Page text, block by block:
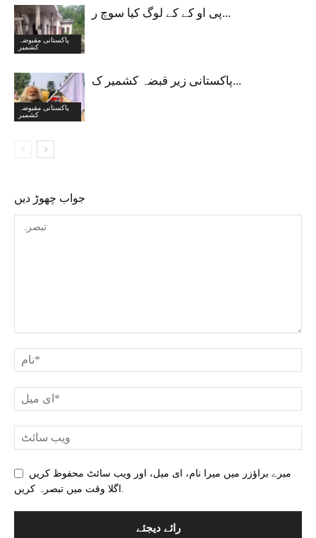
پاکستانی مقبوضہ
کشمیر
پی او کے کے لوگ کیا سوچ ر...
پاکستانی مقبوضہ
کشمیر
پاکستانی زیر قبضہ کشمیر ک...
جواب چھوڑ دیں
میرے براؤزر میں میرا نام، ای میل، اور ویب سائٹ محفوظ کریں